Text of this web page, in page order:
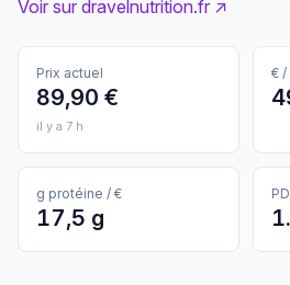
Voir sur dravelnutrition.fr ↗
Prix actuel
89,90 €
il y a 7 h
€ /
g protéine / €
17,5 g